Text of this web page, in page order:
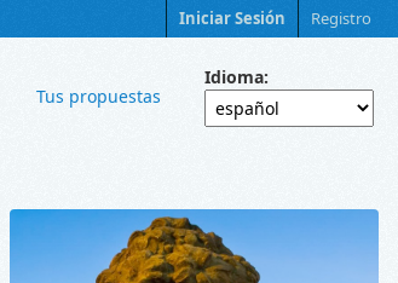
Iniciar Sesión Registro
Tus propuestas
Idioma